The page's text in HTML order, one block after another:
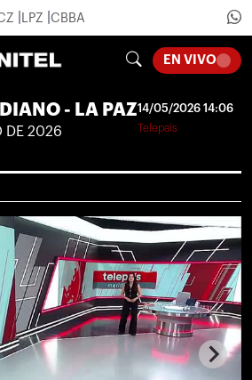
LPZ CBBA
EN VIVO
- LA PAZ
DE 2026
14/05/2026 14:06
Telepaís